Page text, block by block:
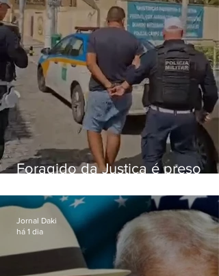
Foragido da Justiça é preso
RJ-106, em Maricá
Jornal Daki
há 1 dia